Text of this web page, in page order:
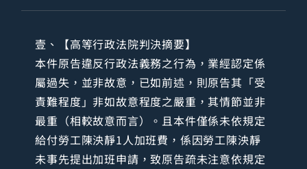
壹、【高等行政法院判決摘要】
本件原告違反行政法義務之行為，業經認定係
屬過失，並非故意，已如前述，則原告其「受
責難程度」非如故意程度之嚴重，其情節並非
最重（相較故意而言）。且本件僅係未依規定
給付勞工陳泱靜1人加班費，係因勞工陳泱靜
未事先提出加班申請，致原告疏未注意依規定